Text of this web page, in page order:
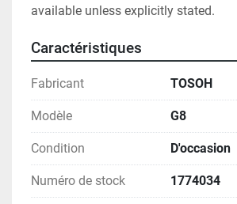
available unless explicitly stated.
Caractéristiques
Fabricant TOSOH
Modèle G8
Condition D'occasion
Numéro de stock 1774034